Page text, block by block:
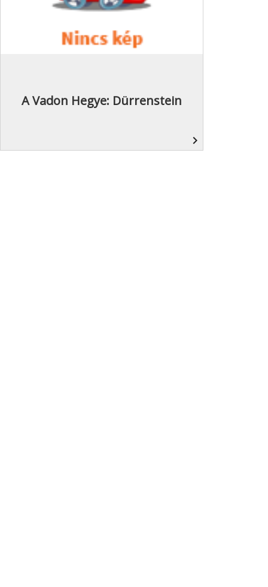
A Vadon Hegye: Dürrenstein
navigate_next